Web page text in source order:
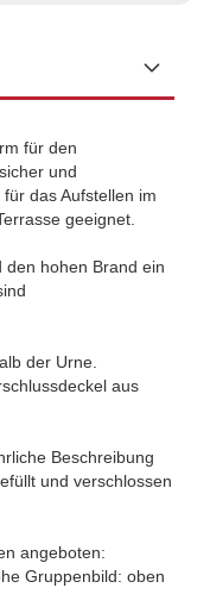
für den
und
das Aufstellen im
geeignet.
den hohen Brand ein
der Urne.
aus
Beschreibung
und verschlossen
angeboten:
Gruppenbild: oben